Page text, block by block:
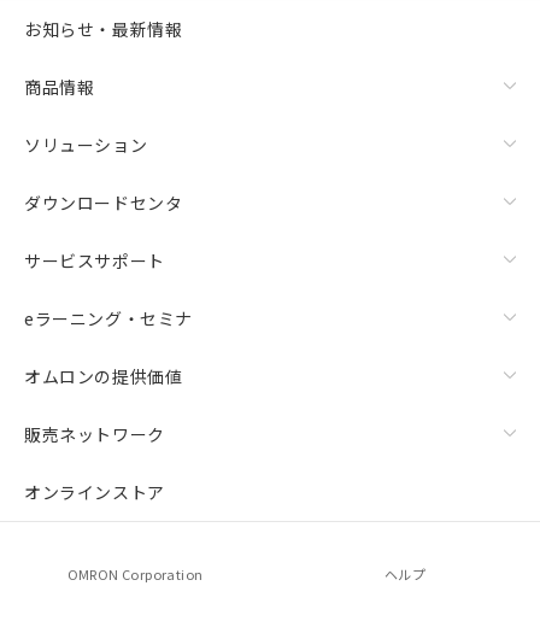
お知らせ・最新情報
商品情報
ソリューション
ダウンロードセンタ
サービスサポート
eラーニング・セミナ
オムロンの提供価値
販売ネットワーク
オンラインストア
OMRON Corporation ヘルプ